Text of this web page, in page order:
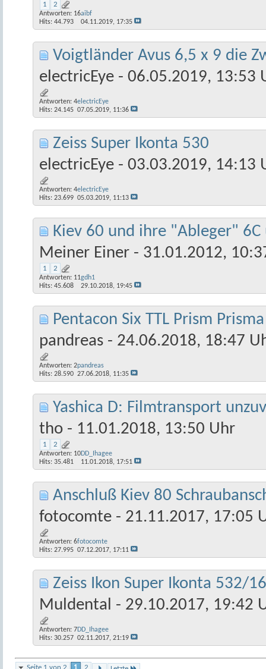
1 2
Antworten: 16
Hits: 44.793
aibf
04.11.2019, 17:35
Voigtländer Avus 6,5 x 9 die
electricEye - 06.05.2019, 13:53
Antworten: 4
Hits: 24.145
electricEye
07.05.2019, 11:36
Zeiss Super Ikonta 530
electricEye - 03.03.2019, 14:13
Antworten: 4
Hits: 23.699
electricEye
05.03.2019, 11:13
Kiev 60 und ihre "Ableger"
Meiner Einer - 31.01.2012,
1 2
Antworten: 11
Hits: 45.608
gdh1
29.10.2018, 19:45
Pentacon Six TTL Prism
pandreas - 24.06.2018, 18:47
Antworten: 2
Hits: 28.590
pandreas
27.06.2018, 11:35
Yashica D: Filmtransport
tho - 11.01.2018, 13:50 Uhr
1 2
Antworten: 10
Hits: 35.481
DD_Ihagee
11.01.2018, 17:51
Anschluß Kiev 80
fotocomte - 21.11.2017, 17:05
Antworten: 6
Hits: 27.995
fotocomte
07.12.2017, 17:11
Zeiss Ikon Super Ikonta 532/16
Muldental - 29.10.2017, 19:42
Antworten: 7
Hits: 30.257
DD_Ihagee
02.11.2017, 21:19
Seite 1 von 2 1 2